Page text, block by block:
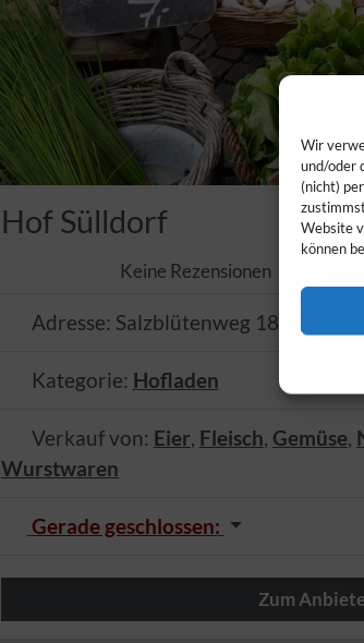
Wir
und/oder
(nicht)
Website
können
Hof Sülldorf
Keine Rezensionen
Adresse: Salzblütenweg 18
Kategorie: Hofladen
Verkauf von: Eier, Fleisch, Gemüse,
Wurstwaren
Gerade geschlossen:
Zum